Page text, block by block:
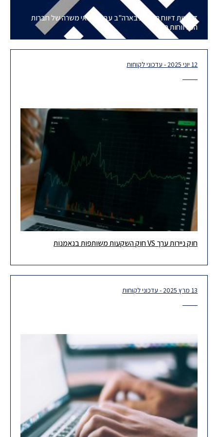
דרישות דיווח חדשות בארה"ב עבור נושאי משרה של חברות
המדווחות כ-FPI
12 יוני 2025 - עדכוני לקוחות
ביום 9 ביוני 2025 פרסמה רשות ניירות ערך ("הרשות"), עמדת סגל
חוק ניירות ערך VS חוק השקעות משותפות בנאמנות
13 מרץ 2025 - עדכוני לקוחות